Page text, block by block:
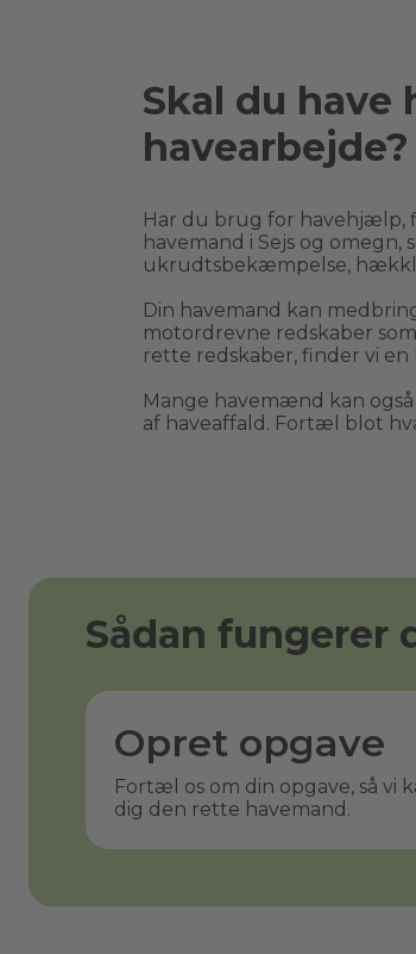
Skal du
havearbejde?
Har du brug for havehjælp,
havemand i Sejs og omegn,
ukrudtsbekæmpelse,
Din havemand kan
motordrevne redskaber
rette redskaber, finder vi en
Mange havemænd kan
af haveaffald. Fortæl blot
Sådan fungerer
Opret opgave
Fortæl os om din opgave, så vi
dig den rette havemand.